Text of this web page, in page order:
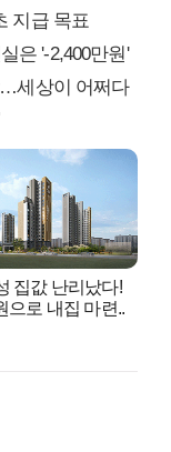
지급 목표
은 '-2,400만원'
세상이 어쩌다
집값 난리났다!
으로 내집 마련..